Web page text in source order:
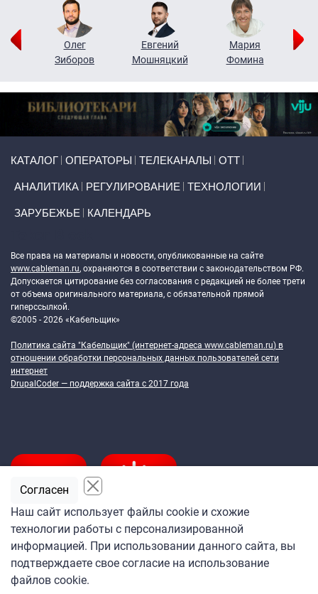
Олег
Зиборов
Евгений
Мошняцкий
Мария
Фомина
КАТАЛОГ ОПЕРАТОРЫ ТЕЛЕКАНАЛЫ ОТТ
АНАЛИТИКА РЕГУЛИРОВАНИЕ ТЕХНОЛОГИИ
ЗАРУБЕЖЬЕ КАЛЕНДАРЬ
Все права на материалы и новости, опубликованные на сайте
www.cableman.ru, охраняются в соответствии с законодательством РФ.
Допускается цитирование без согласования с редакцией не более трети
от объема оригинального материала, с обязательной прямой
гиперссылкой.
©2005 - 2026 «Кабельщик»
Политика сайта "Кабельщик" (интернет-адреса www.cableman.ru) в
отношении обработки персональных данных пользователей сети
интернет
DrupalCoder — поддержка сайта c 2017 года
Подпишитесь
на ежедневную рассылку
«Кабельщика»
Наш сайт использует файлы cookie и схожие
технологии работы с персонализированной
информацией. При использовании данного сайта, вы
подтверждаете свое согласие на использование
файлов cookie.
Согласен